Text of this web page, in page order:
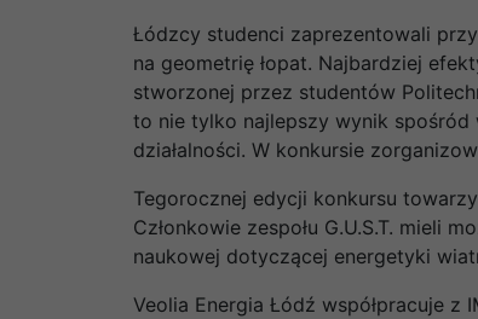
Łódzcy studenci zaprezentowali
na geometrię łopat. Najbardziej
stworzonej przez studentów
to nie tylko najlepszy wynik spośród
działalności. W konkursie
Tegorocznej edycji konkursu
Członkowie zespołu G.U.S.T. mieli
naukowej dotyczącej energetyki
Veolia Energia Łódź współpracuje z